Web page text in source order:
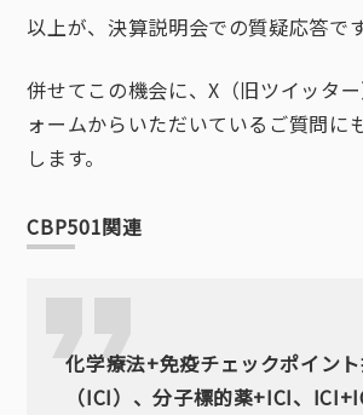
以上が、決算説明会での質疑応答です
併せてこの機会に、X（旧ツイッタ
ォームからいただいているご質問に
します。
CBP501関連
化学療法+免疫チェックポイン
（ICI）、分子標的薬+ICI、